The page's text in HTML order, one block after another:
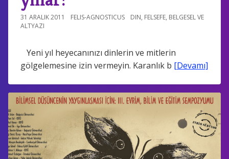
31 ARALIK 2011 FELIS-AGNOSTICUS DIN, FELSEFE, BELGESEL VE
ALTYAZI
Yeni yıl heyecanınızı dinlerin ve mitlerin
gölgelemesine izin vermeyin. Karanlık b [Devamı]